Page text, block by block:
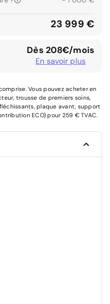
23 999 €
Dès 208€/mois
En savoir plus
Vous pouvez acheter en
trousse de premiers soins,
plaque avant, support
ECO) pour 259 € TVAC.